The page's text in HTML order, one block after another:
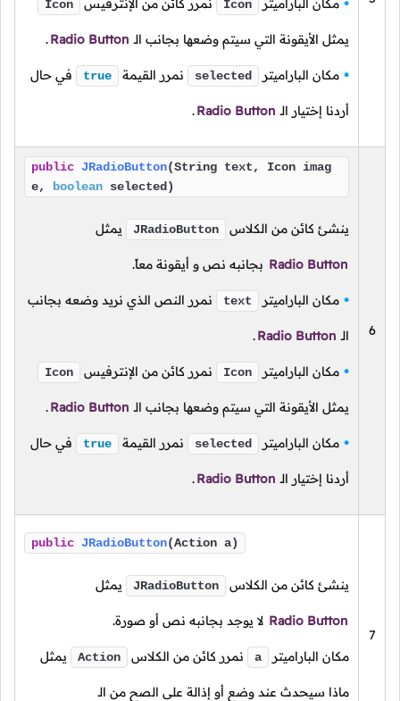
مكان الباراميتر Icon نمرر كائن من الإنترفيس Icon
يمثل الأيقونة التي سيتم وضعها بجانب الـ Radio Button
.
مكان الباراميتر selected نمرر القيمة true في حال
أردنا إختيار الـ Radio Button
.
6
public JRadioButton(String text, Icon imag
e,
boolean selected)
ينشئ كائن من الكلاس JRadioButton يمثل
Radio Button بجانبه نص و أيقونة معاً.
مكان الباراميتر text نمرر النص الذي نريد وضعه بجانب
الـ Radio Button
.
مكان الباراميتر Icon نمرر كائن من الإنترفيس Icon
يمثل الأيقونة التي سيتم وضعها بجانب الـ Radio Button
.
مكان الباراميتر selected نمرر القيمة true في حال
أردنا إختيار الـ Radio Button
.
7
public JRadioButton(Action a)
ينشئ كائن من الكلاس JRadioButton يمثل
Radio Button لا يوجد بجانبه نص أو صورة.
مكان الباراميتر a نمرر كائن من الكلاس Action يمثل
ماذا سيحدث عند وضع أو إذالة على الصح من الـ